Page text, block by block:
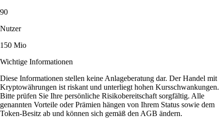
90
Nutzer
150 Mio
Wichtige Informationen
Diese Informationen stellen keine Anlageberatung dar. Der Handel mit
Kryptowährungen ist riskant und unterliegt hohen Kursschwankungen.
Bitte prüfen Sie Ihre persönliche Risikobereitschaft sorgfältig. Alle
genannten Vorteile oder Prämien hängen von Ihrem Status sowie dem
Token-Besitz ab und können sich gemäß den AGB ändern.